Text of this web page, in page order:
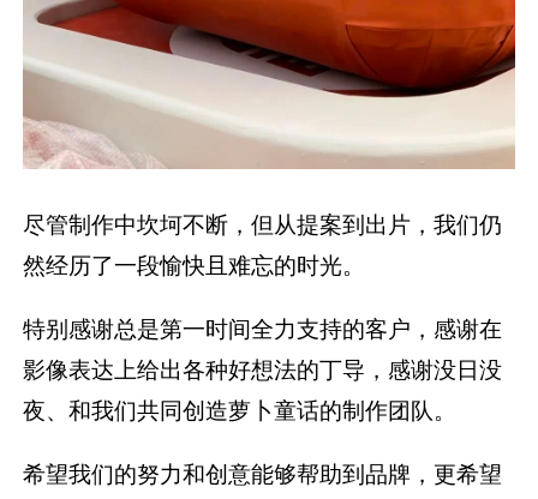
尽管制作中坎坷不断，但从提案到出片，我们仍
然经历了一段愉快且难忘的时光。
影像表达上给出各种好想法的丁导，感谢没日没